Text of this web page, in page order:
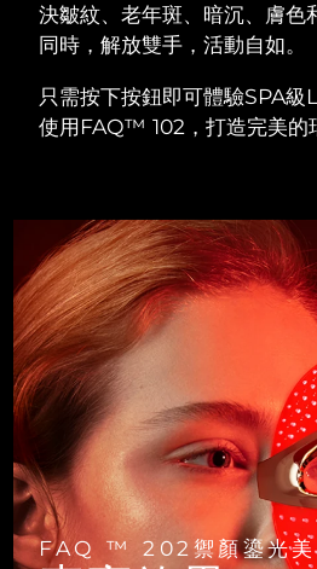
決皺紋、老年斑、暗沉、膚色
同時，解放雙手，活動自如。
只需按下按鈕即可體驗SPA
使用FAQ™ 102，打造完美的
FAQ ™ 202禦顏鎏光美
Massage, LED
For men, anti-
LUNA™ 4
For young skin, T-
LUNA™ 4 go
For travel or gym
LUNA™護膚
Microcurrent
Microcurrent line
面部提拉護理
Premium anti-
BEAR™ 設備
All premium
補水保濕
UFO™ 3 套裝
Deep facial
Near-infrared and
device
UFO™ 3 mini
Red light therapy
UFO™ 3 go
Portable red light
口
issa™ 4
Hybrid silicone
issa™ 4 plus
Smart hybrid
issa™ 4 smile
Hybrid silicone
issa™ 4 baby
For ages 0-3
FAQ™ 抗老護理
抗老
FAQ™ 101
Clinical anti-aging
FAQ™ 102
Advanced clinical
FAQ™ 103
FAQ™ 201
LED mask
FAQ™ 202
LED mask
FAQ™ 211
生髮
FAQ™ 301
LED hair
肌
FAQ™ 501
Full-Spectrum Red
保健品
NEW
波士尼亞與赫塞哥維納
汶萊
保加利亞
智利
中國
哥倫比亞
克羅埃西亞
賽普勒斯
捷克